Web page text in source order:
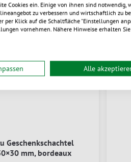
Geschenkschachtel
mm, bordeaux
%
Cookies ein. Einige von ihnen sind notwendig,
zu verbessern und wirtschaftlich zu
per Klick auf die Schaltfläche "Einstellungen
vornehmen. Nähere Hinweise erhalten
Alle